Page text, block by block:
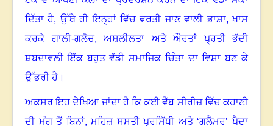
ਦਿੱਤਾ ਹੈ, ਉੱਥੇ ਹੀ ਇਨ੍ਹਾਂ ਵਿੱਚ ਵਰਤੀ ਜਾਣ ਵਾਲੀ ਭਾਸ਼ਾ, ਖਾਸ
ਕਰਕੇ ਗਾਲੀ-ਗਲੋਚ, ਅਸ਼ਲੀਲਤਾ ਅਤੇ ਔਰਤਾਂ ਪ੍ਰਤੀ ਭੱਦੀ
ਸ਼ਬਦਾਵਲੀ ਇੱਕ ਬਹੁਤ ਵੱਡੀ ਸਮਾਜਿਕ ਚਿੰਤਾ ਦਾ ਵਿਸ਼ਾ ਬਣ ਕੇ
ਉੱਭਰੀ ਹੈ।
ਅਕਸਰ ਇਹ ਦੇਖਿਆ ਜਾਂਦਾ ਹੈ ਕਿ ਕਈ ਵੈੱਬ ਸੀਰੀਜ਼ ਵਿੱਚ ਕਹਾਣੀ
ਦੀ ਮੰਗ ਤੋਂ ਬਿਨਾਂ,ਮਹਿਜ਼ ਸਸਤੀ ਪ੍ਰਸਿੱਧੀ ਅਤੇ ‘ਗਲੈਮਰ’ ਪੈਦਾ